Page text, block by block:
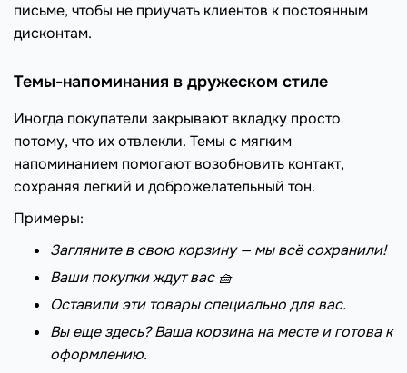
письме, чтобы не приучать клиентов к постоянным
дисконтам.
Темы-напоминания в дружеском стиле
Иногда покупатели закрывают вкладку просто
потому, что их отвлекли. Темы с мягким
напоминанием помогают возобновить контакт,
сохраняя легкий и доброжелательный тон.
Примеры:
Загляните в свою корзину — мы всё сохранили!
Ваши покупки ждут вас 🧺
Оставили эти товары специально для вас.
Вы еще здесь? Ваша корзина на месте и готова к
оформлению.